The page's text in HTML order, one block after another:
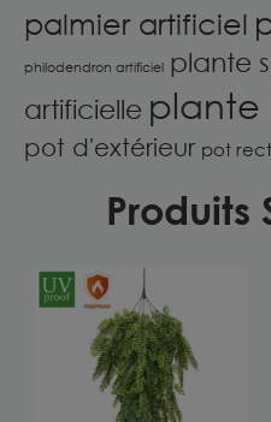
palmier artificiel
philodendron artificiel plante
artificielle plante
pot d'extérieur pot
Produits